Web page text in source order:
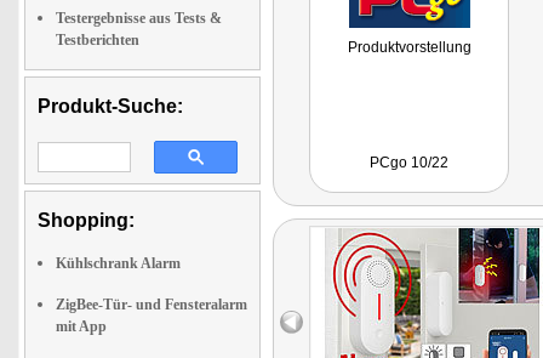
Testergebnisse aus Tests &
Testberichten
Produkt-Suche:
Shopping:
Kühlschrank Alarm
ZigBee-Tür- und Fensteralarm
mit App
Produktvorstellung
PCgo 10/22